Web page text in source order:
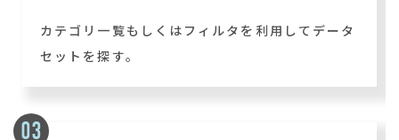
カテゴリ一覧もしくはフィルタを利用してデータ
セットを探す。